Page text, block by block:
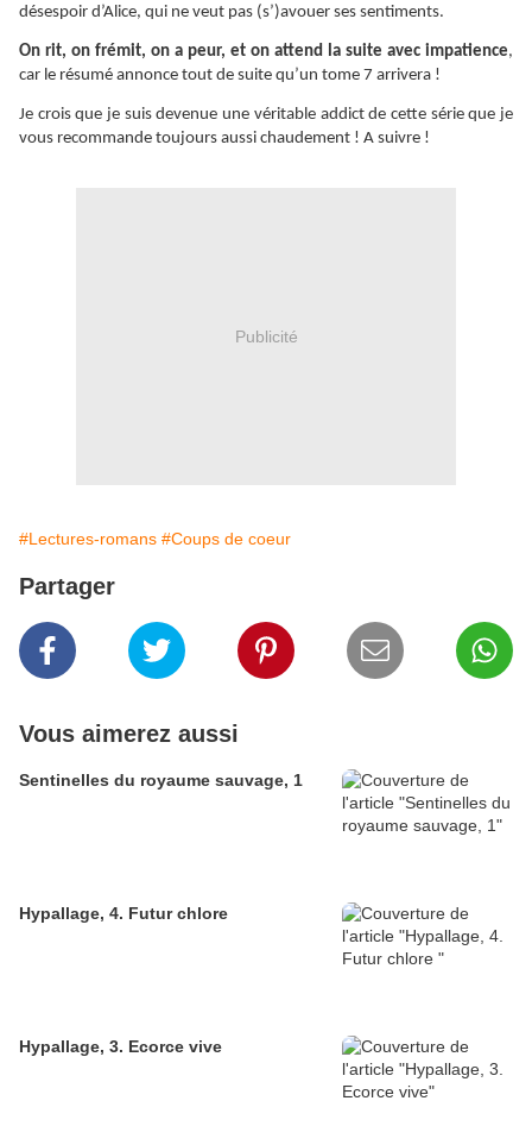
désespoir d’Alice, qui ne veut pas (s’)avouer ses sentiments.
On rit, on frémit, on a peur, et on attend la suite avec impatience,
car le résumé annonce tout de suite qu’un tome 7 arrivera !
Je crois que je suis devenue une véritable addict de cette série que je
vous recommande toujours aussi chaudement ! A suivre !
Publicité
#Lectures-romans #Coups de coeur
Partager
Vous aimerez aussi
Sentinelles du royaume sauvage, 1
Hypallage, 4. Futur chlore
Hypallage, 3. Ecorce vive